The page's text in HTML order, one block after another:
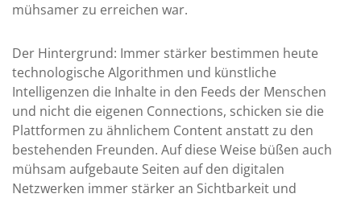
mühsamer zu erreichen war.
Der Hintergrund: Immer stärker bestimmen heute
technologische Algorithmen und künstliche
Intelligenzen die Inhalte in den Feeds der Menschen
und nicht die eigenen Connections, schicken sie die
Plattformen zu ähnlichem Content anstatt zu den
bestehenden Freunden. Auf diese Weise büßen auch
mühsam aufgebaute Seiten auf den digitalen
Netzwerken immer stärker an Sichtbarkeit und